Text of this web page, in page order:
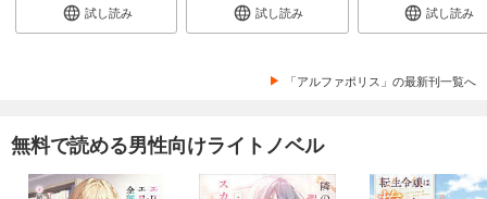
試し読み 試し読み 試し読み
「アルファポリス」の最新刊一覧へ
無料で読める男性向けライトノベル